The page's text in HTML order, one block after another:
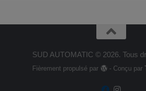
SUD AUTOMATIC © 2026. Tous
Fièrement propulsé par - Conçu par